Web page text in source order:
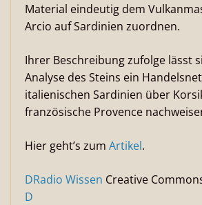
Material eindeutig dem
Arcio auf Sardinien zuordnen.
Ihrer Beschreibung zufolge lässt
Analyse des Steins ein
italienischen Sardinien über
französische Provence
Hier geht’s zum Artikel.
DRadio Wissen Creative
D